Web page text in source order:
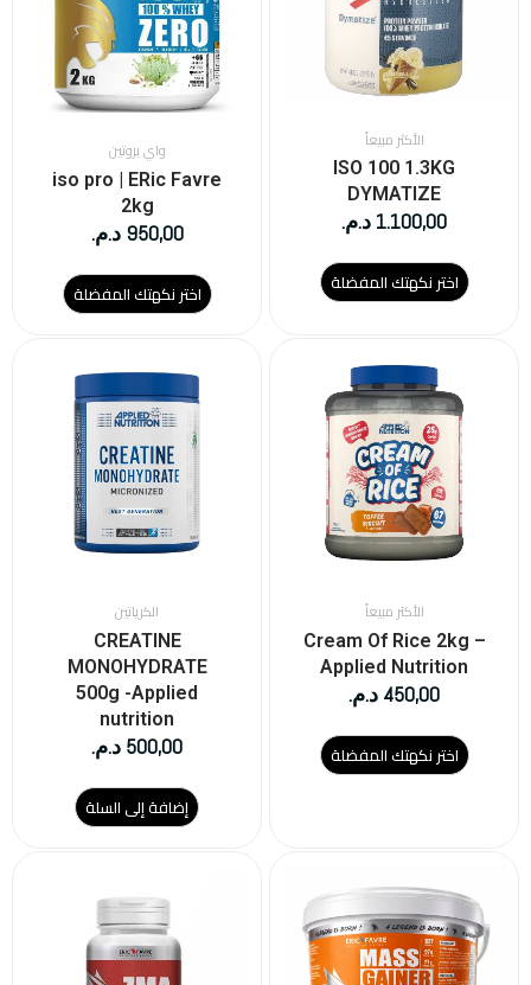
الأكثر مبيعاً
ISO 100 1.3KG
DYMATIZE
1.100,00 د.م.
اختر نكهتك المفضلة
واي بروتين
iso pro | ERic Favre
2kg
950,00 د.م.
اختر نكهتك المفضلة
اختيار
الخيارات
صفحة
المنتج
الأكثر مبيعاً
Cream Of Rice 2kg –
Applied Nutrition
450,00 د.م.
اختر نكهتك المفضلة
صفحة
المنتج
الكرياتين
CREATINE
MONOHYDRATE
500g -Applied
nutrition
500,00 د.م.
إضافة إلى السلة
العديد
من
الأشكال
المختلفة